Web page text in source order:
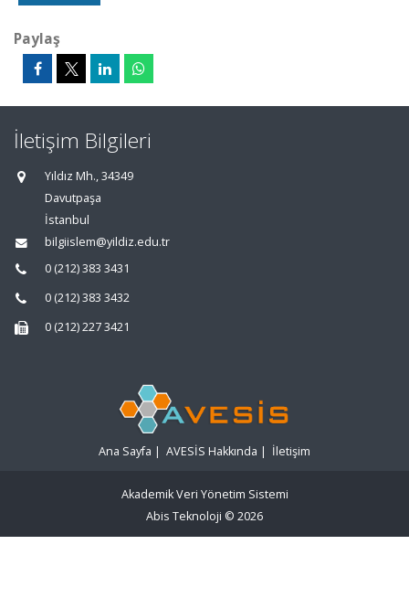
Paylaş
İletişim Bilgileri
Yıldız Mh., 34349
Davutpaşa
İstanbul
bilgiislem@yildiz.edu.tr
0 (212) 383 3431
0 (212) 383 3432
0 (212) 227 3421
Ana Sayfa | AVESİS Hakkında | İletişim
Akademik Veri Yönetim Sistemi
Abis Teknoloji © 2026